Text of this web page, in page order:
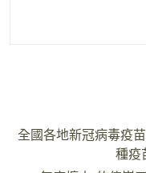
文
全國各地新冠病毒疫
種疫